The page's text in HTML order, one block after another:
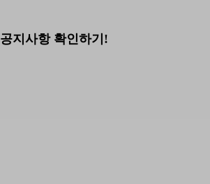
공지사항 확인하기!